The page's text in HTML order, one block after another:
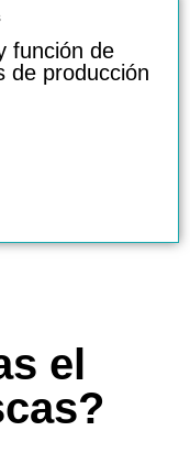
función de
de producción
el